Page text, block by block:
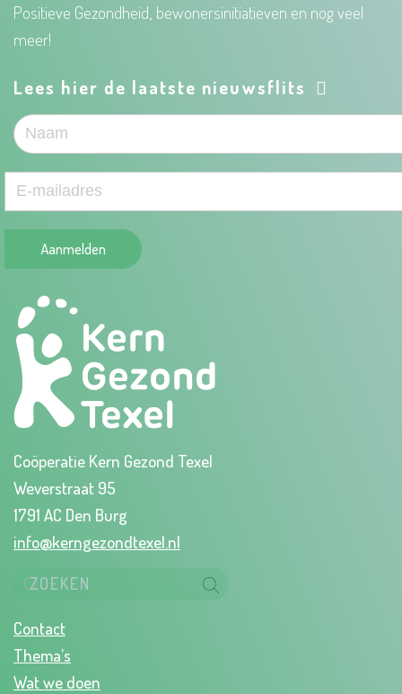
Positieve Gezondheid, bewonersinitiatieven en nog veel
meer!
Lees hier de laatste nieuwsflits
Aanmelden
Coöperatie Kern Gezond Texel
Weverstraat 95
1791 AC Den Burg
info@kerngezondtexel.nl
Contact
Thema’s
Wat we doen